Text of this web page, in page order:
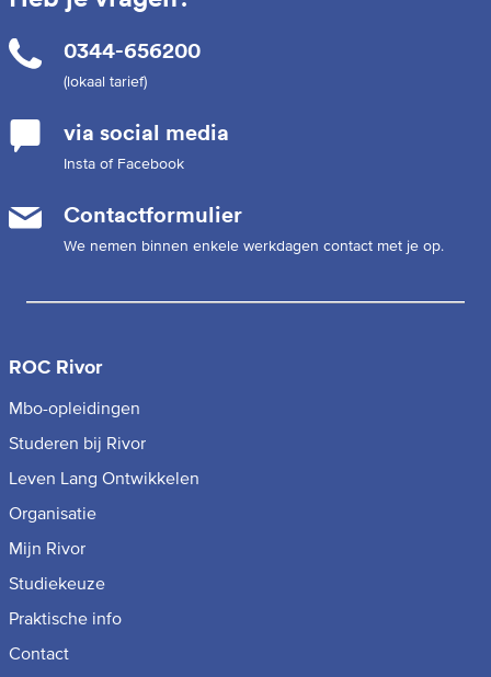
0344-656200
(lokaal tarief)
via social media
Insta of Facebook
Contactformulier
We nemen binnen enkele werkdagen contact met je op.
ROC Rivor
Mbo-opleidingen
Studeren bij Rivor
Leven Lang Ontwikkelen
Organisatie
Mijn Rivor
Studiekeuze
Praktische info
Contact